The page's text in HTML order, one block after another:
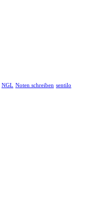
NGL Noten schreiben sentilo